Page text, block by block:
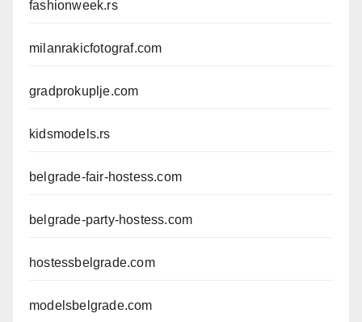
fashionweek.rs
milanrakicfotograf.com
gradprokuplje.com
kidsmodels.rs
belgrade-fair-hostess.com
belgrade-party-hostess.com
hostessbelgrade.com
modelsbelgrade.com